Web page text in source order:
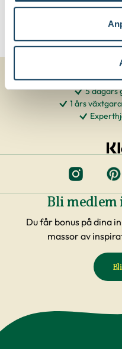
5 dagars
1 års
Bli
Du får bonus på dina
massor av